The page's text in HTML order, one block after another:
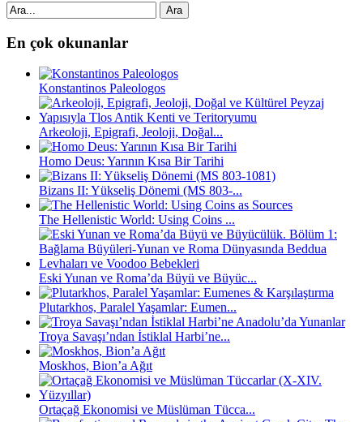
Ara
En çok okunanlar
Konstantinos Paleologos
Arkeoloji, Epigrafi, Jeoloji, Doğal...
Homo Deus: Yarının Kısa Bir Tarihi
Bizans II: Yükseliş Dönemi (MS 803-...
The Hellenistic World: Using Coins ...
Eski Yunan ve Roma’da Büyü ve Büyüc...
Plutarkhos, Paralel Yaşamlar: Eumen...
Troya Savaşı’ndan İstiklal Harbi’ne...
Moskhos, Bion’a Ağıt
Ortaçağ Ekonomisi ve Müslüman Tücca...